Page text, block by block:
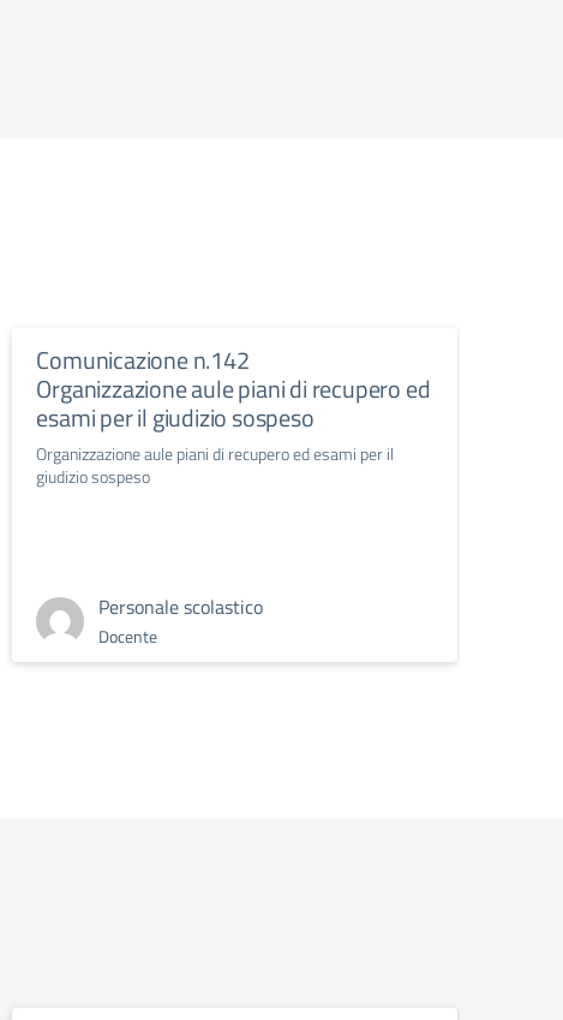
Comunicazione n.142
Organizzazione aule piani di recupero ed
esami per il giudizio sospeso
Organizzazione aule piani di recupero ed esami per il
giudizio sospeso
Personale scolastico
Docente